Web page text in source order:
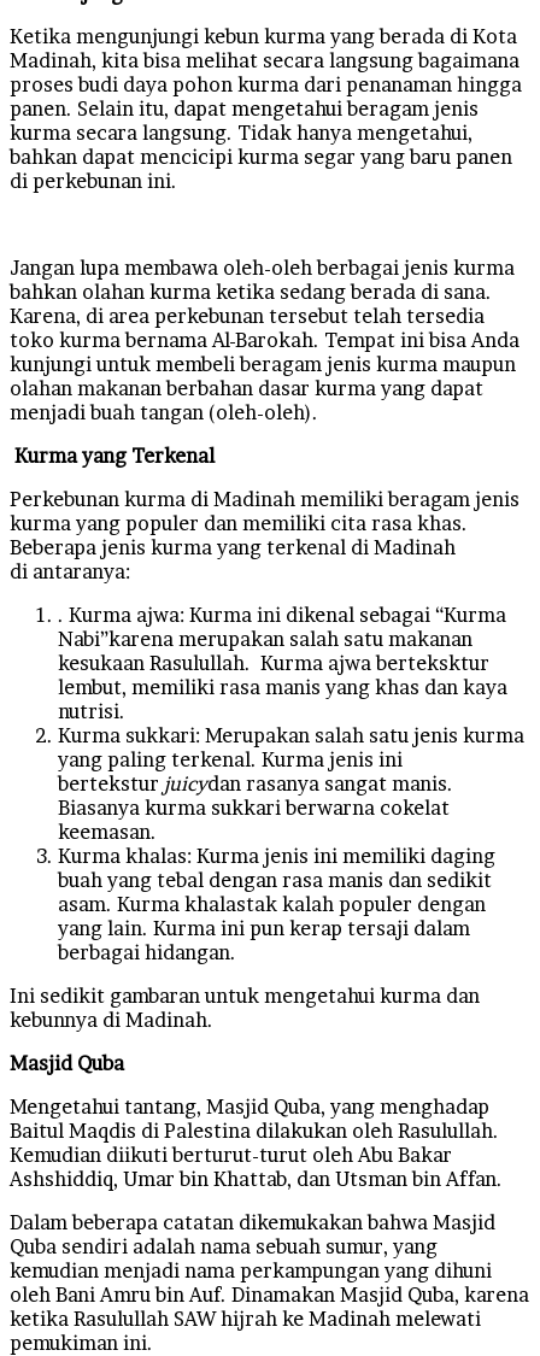
Ketika mengunjungi kebun kurma yang berada di Kota
Madinah, kita bisa melihat secara langsung bagaimana
proses budi daya pohon kurma dari penanaman hingga
panen. Selain itu, dapat mengetahui beragam jenis
kurma secara langsung. Tidak hanya mengetahui,
bahkan dapat mencicipi kurma segar yang baru panen
di perkebunan ini.
Jangan lupa membawa oleh-oleh berbagai jenis kurma
bahkan olahan kurma ketika sedang berada di sana.
Karena, di area perkebunan tersebut telah tersedia
toko kurma bernama Al-Barokah. Tempat ini bisa Anda
kunjungi untuk membeli beragam jenis kurma maupun
olahan makanan berbahan dasar kurma yang dapat
menjadi buah tangan (oleh-oleh).
Kurma yang Terkenal
Perkebunan kurma di Madinah memiliki beragam jenis
kurma yang populer dan memiliki cita rasa khas.
Beberapa jenis kurma yang terkenal di Madinah
di antaranya:
. Kurma ajwa: Kurma ini dikenal sebagai “Kurma
Nabi”karena merupakan salah satu makanan
kesukaan Rasulullah. Kurma ajwa berteksktur
lembut, memiliki rasa manis yang khas dan kaya
nutrisi.
Kurma sukkari: Merupakan salah satu jenis kurma
yang paling terkenal. Kurma jenis ini
bertekstur juicydan rasanya sangat manis.
Biasanya kurma sukkari berwarna cokelat
keemasan.
Kurma khalas: Kurma jenis ini memiliki daging
buah yang tebal dengan rasa manis dan sedikit
asam. Kurma khalastak kalah populer dengan
yang lain. Kurma ini pun kerap tersaji dalam
berbagai hidangan.
Ini sedikit gambaran untuk mengetahui kurma dan
kebunnya di Madinah.
Masjid Quba
Mengetahui tantang, Masjid Quba, yang menghadap
Baitul Maqdis di Palestina dilakukan oleh Rasulullah.
Kemudian diikuti berturut-turut oleh Abu Bakar
Ashshiddiq, Umar bin Khattab, dan Utsman bin Affan.
Dalam beberapa catatan dikemukakan bahwa Masjid
Quba sendiri adalah nama sebuah sumur, yang
kemudian menjadi nama perkampungan yang dihuni
oleh Bani Amru bin Auf. Dinamakan Masjid Quba, karena
ketika Rasulullah SAW hijrah ke Madinah melewati
pemukiman ini.